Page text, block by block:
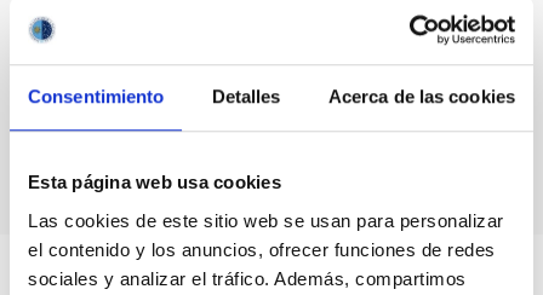
Consentimiento Detalles Acerca de las cookies
Esta página web usa cookies
Las cookies de este sitio web se usan para personalizar
el contenido y los anuncios, ofrecer funciones de redes
sociales y analizar el tráfico. Además, compartimos
Los miembros del CCI discutieron sobre la importancia de la
colaboración internacional en el ámbito de la astronomía y los
proyectos conjuntos en los que están trabajando. También